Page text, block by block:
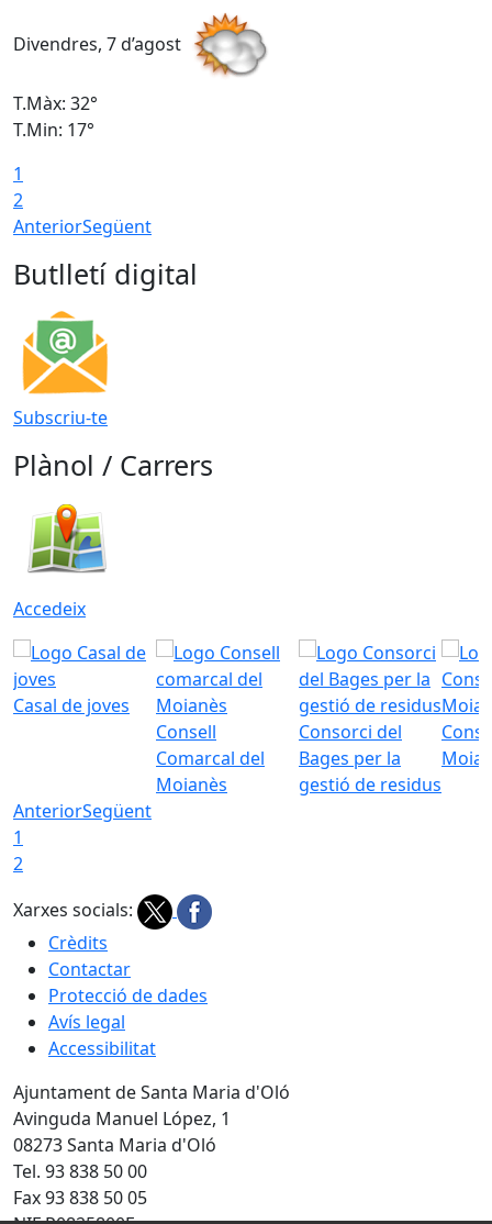
Divendres, 7 d’agost
T.Màx: 32°
T.Min: 17°
1
2
AnteriorSegüent
Butlletí digital
Subscriu-te
Plànol / Carrers
Accedeix
Casal de joves
Consell
Comarcal del
Moianès
Consorci del
Bages per la
gestió de residus
AnteriorSegüent
1
2
Xarxes socials:
Crèdits
Contactar
Protecció de dades
Avís legal
Accessibilitat
Ajuntament de Santa Maria d'Oló
Avinguda Manuel López, 1
08273 Santa Maria d'Oló
Tel. 93 838 50 00
Fax 93 838 50 05